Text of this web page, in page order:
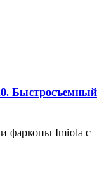
Быстросъемный
фаркопы Imiola с